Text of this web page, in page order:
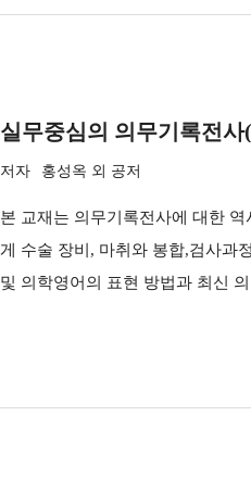
실무중심의 의무기록전사
저자 홍성옥 외 공저
본 교재는 의무기록전사에 대한
게 수술 장비, 마취와 봉합,검사과
및 의학영어의 표현 방법과 최신